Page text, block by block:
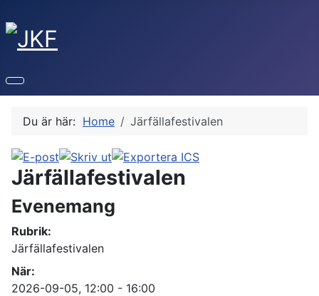
Du är här: Home Järfällafestivalen
Järfällafestivalen
Evenemang
Rubrik:
Järfällafestivalen
När:
2026-09-05, 12:00 - 16:00